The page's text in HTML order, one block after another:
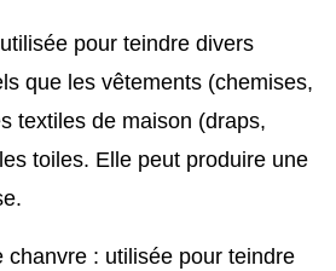
pour teindre divers
que les vêtements (chemises,
textiles de maison (draps,
toiles. Elle peut produire une
chanvre : utilisée pour teindre